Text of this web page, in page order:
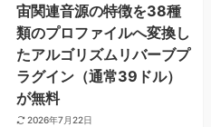
宙関連音源の特徴を38種
類のプロファイルへ変換し
たアルゴリズムリバーブプ
ラグイン（通常39ドル）
が無料
2026年7月22日